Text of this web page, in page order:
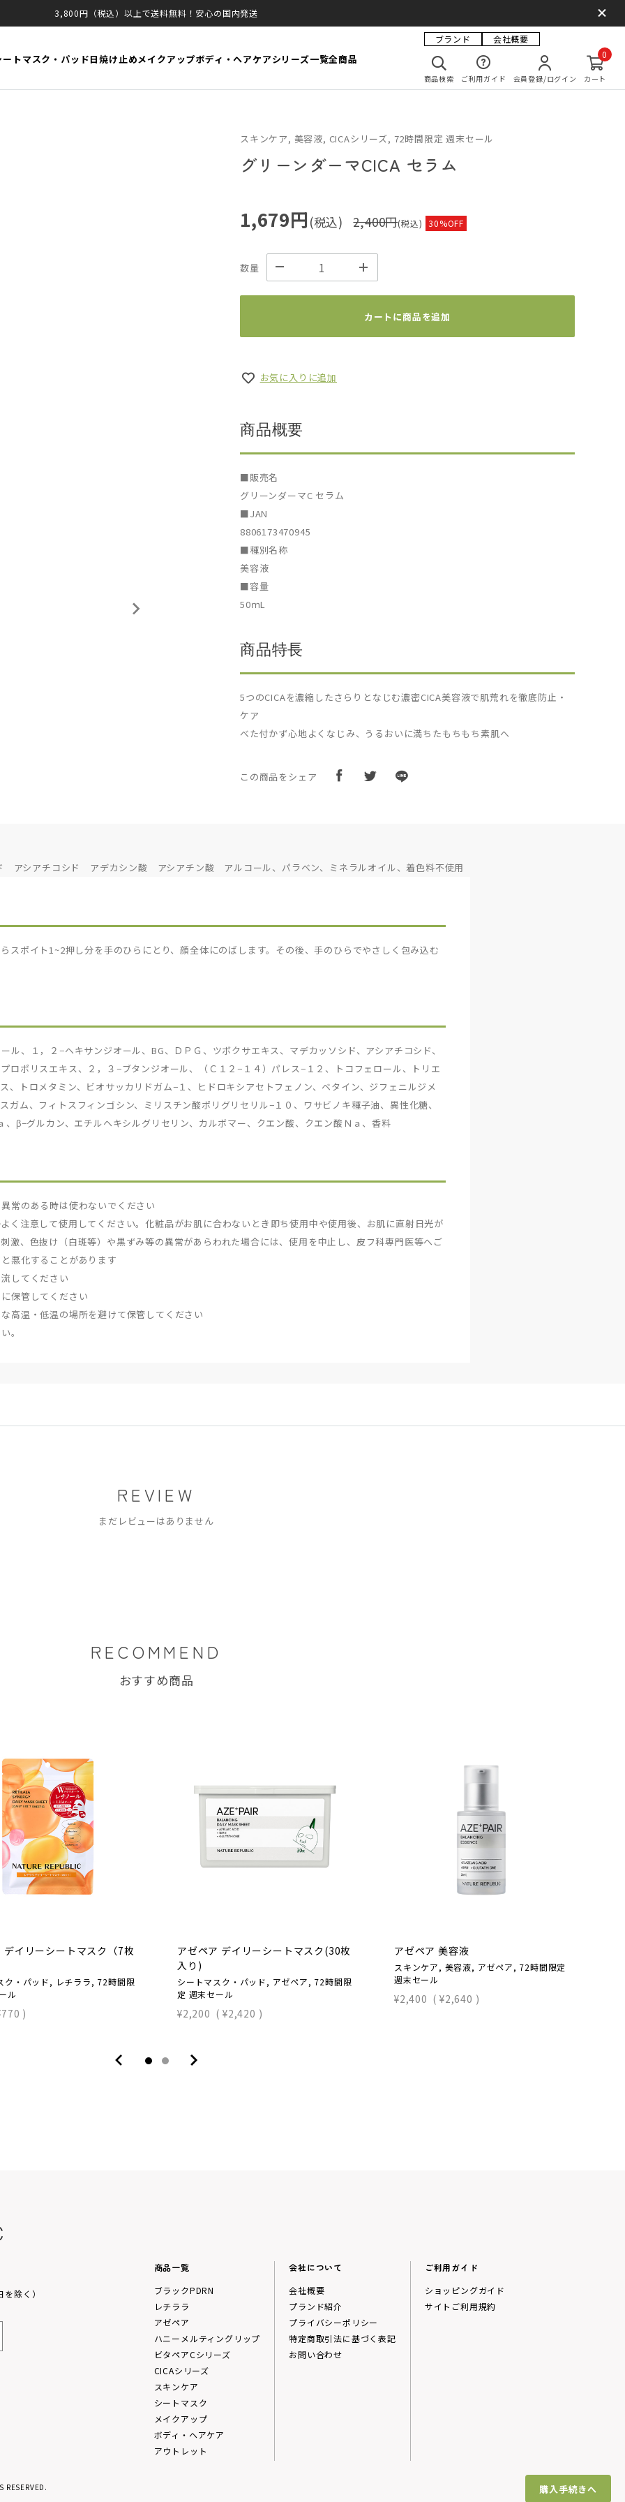
3,800円（税込）以上で送料無料！安心の国内発送
ートマスク・パッド日焼け止めメイクアップボディ・ヘアケアシリーズ一覧全商品
ブランド 会社概要
商品検索 ご利用ガイド 会員登録/ログイン カート
0
スキンケア, 美容液, CICAシリーズ, 72時間限定 週末セール
グリーンダーマCICA セラム
1,679円 (税込) 2,400円(税込) 30%OFF
数量
カートに商品を追加
購入手続きへ
お気に入りに追加
商品概要
■販売名
グリーンダーマC セラム
■JAN
8806173470945
■種別名称
美容液
■容量
50ｍL
商品特長
5つのCICAを濃縮したさらりとなじむ濃密CICA美容液で肌荒れを徹底防止・
ケア
べた付かず心地よくなじみ、うるおいに満ちたもちもち素肌へ
この商品をシェア
スポイト1~2押し分を手のひらにとり、顔全体にのばします。その後、手のひらでやさしく包み込む
ル、１，２−ヘキサンジオール、BG、ＤＰＧ、ツボクサエキス、マデカッソシド、アシアチコシド、
ロポリスエキス、２，３−ブタンジオール、（Ｃ１２−１４）パレス−１２、トコフェロール、トリエ
、トロメタミン、ビオサッカリドガム−１、ヒドロキシアセトフェノン、ベタイン、ジフェニルジメ
ガム、フィトスフィンゴシン、ミリスチン酸ポリグリセリル−１０、ワサビノキ種子油、異性化糖、
、β−グルカン、エチルヘキシルグリセリン、カルボマー、クエン酸、クエン酸Ｎａ、香料
常のある時は使わないでください
く注意して使用してください。化粧品がお肌に合わないとき即ち使用中や使用後、お肌に直射日光が
激、色抜け（白斑等）や黒ずみ等の異常があらわれた場合には、使用を中止し、皮フ科専門医等へご
悪化することがあります
してください
保管してください
高温・低温の場所を避けて保管してください
。
REVIEW
まだレビューはありません
RECOMMEND
おすすめ商品
デイリーシートマスク（7枚
ク・パッド, レチララ, 72時間限
ル
)
アゼペア デイリーシートマスク(30枚
入り)
シートマスク・パッド, アゼペア, 72時間限
定 週末セール
¥2,200 ( ¥2,420 )
アゼペア 美容液
スキンケア, 美容液, アゼペア, 72時間限定
週末セール
¥2,400 ( ¥2,640 )
除く）
商品一覧
ブラックPDRN
レチララ
アゼペア
ハニーメルティングリップ
ビタペアCシリーズ
CICAシリーズ
スキンケア
シートマスク
メイクアップ
ボディ・ヘアケア
アウトレット
会社について
会社概要
プランド紹介
プライバシーポリシー
特定商取引法に基づく表記
お問い合わせ
ご利用ガイド
ショッピングガイド
サイトご利用規約
RESERVED.